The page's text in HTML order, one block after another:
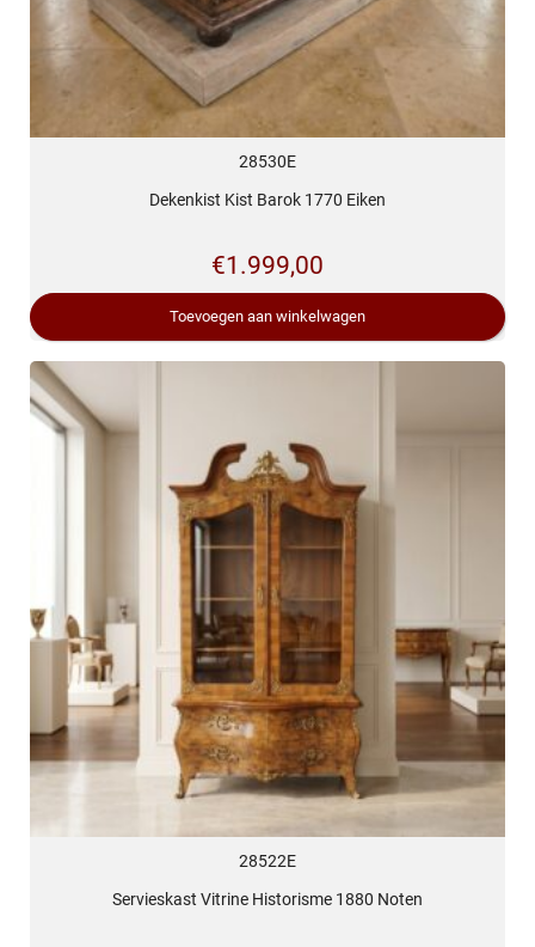
28530E
Dekenkist Kist Barok 1770 Eiken
€1.999,00
Toevoegen aan winkelwagen
28522E
Servieskast Vitrine Historisme 1880 Noten